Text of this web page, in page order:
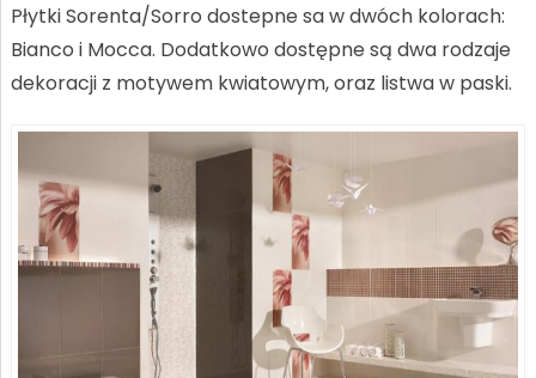
Płytki Sorenta/Sorro dostepne sa w dwóch kolorach:
Bianco i Mocca. Dodatkowo dostępne są dwa rodzaje
dekoracji z motywem kwiatowym, oraz listwa w paski.